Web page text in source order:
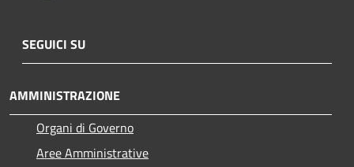
SEGUICI SU
AMMINISTRAZIONE
Organi di Governo
Aree Amministrative